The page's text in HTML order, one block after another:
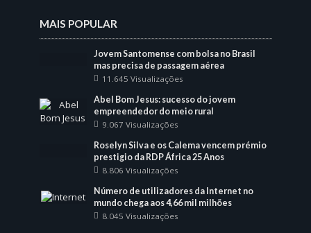
MAIS POPULAR
Jovem Santomense com bolsa no Brasil
mas precisa de passagem aérea
11.645 Visualizações
Abel Bom Jesus: sucesso do jovem
empreendedor do meio rural
9.067 Visualizações
Roselyn Silva e os Calema vencem prémio
prestigio da RDP África 25 Anos
8.806 Visualizações
Número de utilizadores da Internet no
mundo chega aos 4,66 mil milhões
8.045 Visualizações